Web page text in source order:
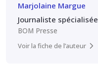
Marjolaine Margue
Journaliste spécialisée
BOM Presse
Voir la fiche de l’auteur